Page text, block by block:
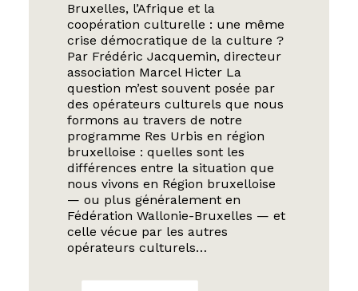
Bruxelles, l’Afrique et la
coopération culturelle : une même
crise démocratique de la culture ?
Par Frédéric Jacquemin, directeur
association Marcel Hicter La
question m’est souvent posée par
des opérateurs culturels que nous
formons au travers de notre
programme Res Urbis en région
bruxelloise : quelles sont les
différences entre la situation que
nous vivons en Région bruxelloise
— ou plus généralement en
Fédération Wallonie-Bruxelles — et
celle vécue par les autres
opérateurs culturels…